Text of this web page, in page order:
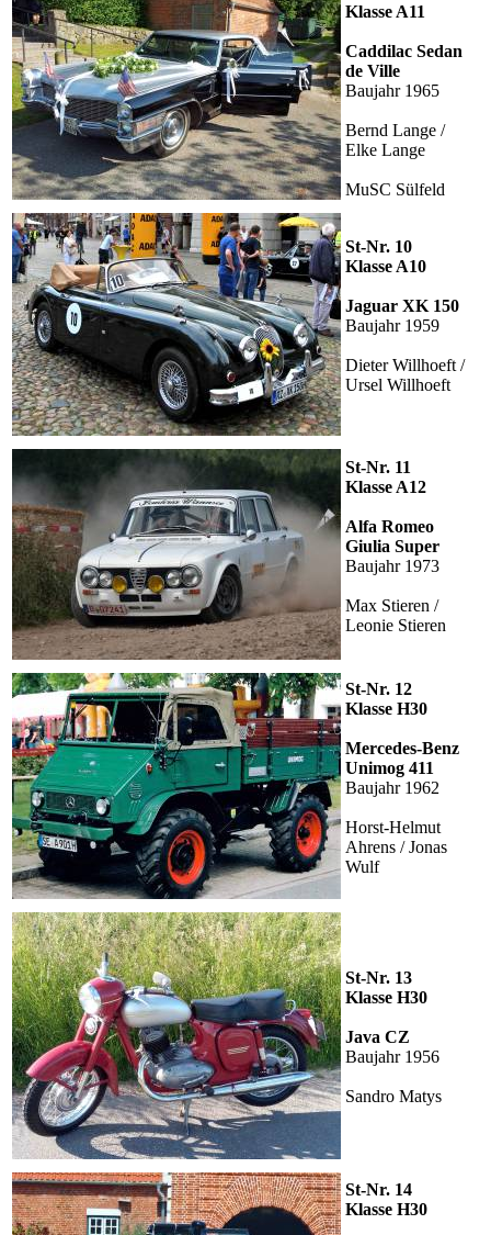
Klasse A11
Caddilac Sedan
de Ville
Baujahr 1965
Bernd Lange /
Elke Lange
MuSC Sülfeld
St-Nr. 10
Klasse A10
Jaguar XK 150
Baujahr 1959
Dieter Willhoeft /
Ursel Willhoeft
St-Nr. 11
Klasse A12
Alfa Romeo
Giulia Super
Baujahr 1973
Max Stieren /
Leonie Stieren
St-Nr. 12
Klasse H30
Mercedes-Benz
Unimog 411
Baujahr 1962
Horst-Helmut
Ahrens / Jonas
Wulf
St-Nr. 13
Klasse H30
Java CZ
Baujahr 1956
Sandro Matys
St-Nr. 14
Klasse H30